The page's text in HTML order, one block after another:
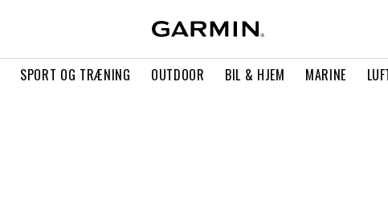
SPORT OG TRÆNING OUTDOOR BIL & HJEM MARINE